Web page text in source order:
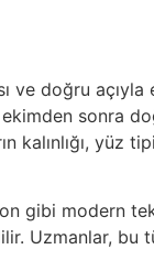
ve doğru açıyla
ekimden sonra
kalınlığı, yüz
gibi modern
Uzmanlar, bu